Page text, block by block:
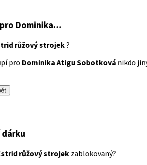
pro Dominika…
růžový strojek?
pro Dominika Atigu Sobotková nikdo
růžový strojekzablokovaný?